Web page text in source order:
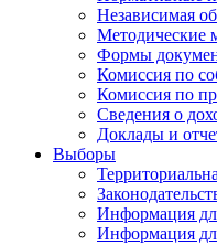
Независимая
Методические
Формы
Комиссия по
Комиссия по
Сведения о
Доклады и
Выборы
Информация
Информация